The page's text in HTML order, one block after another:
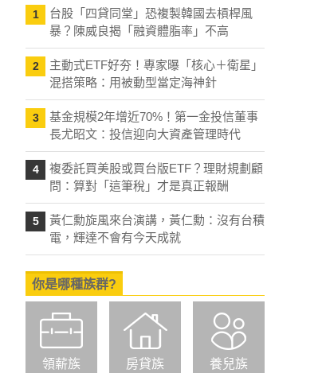
1
台股「四貸同堂」恐複製韓國去槓桿風
暴？陳威良揭「融資體脂率」不高
2
主動式ETF好夯！專家曝「核心＋衛星」
混搭策略：用被動型當定海神針
3
基金規模2年增近70%！第一金投信董事
長尤昭文：投信迎向大資產管理時代
4
複委託買美股或買台版ETF？理財規劃顧
問：算對「這筆稅」才是真正報酬
5
黃仁勳旋風來台演講，黃仁勳：沒有台積
電，輝達不會有今天成就
你是哪種族群?
領薪族 房貸族 養兒族